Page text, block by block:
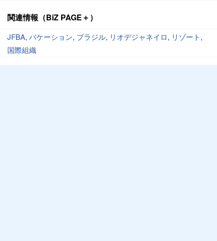
関連情報（BiZ PAGE＋）
JFBA, バケーション, ブラジル, リオデジャネイロ, リゾート,
国際組織